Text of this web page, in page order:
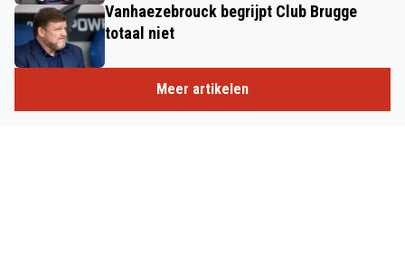
Vanhaezebrouck begrijpt Club Brugge
totaal niet
Meer artikelen